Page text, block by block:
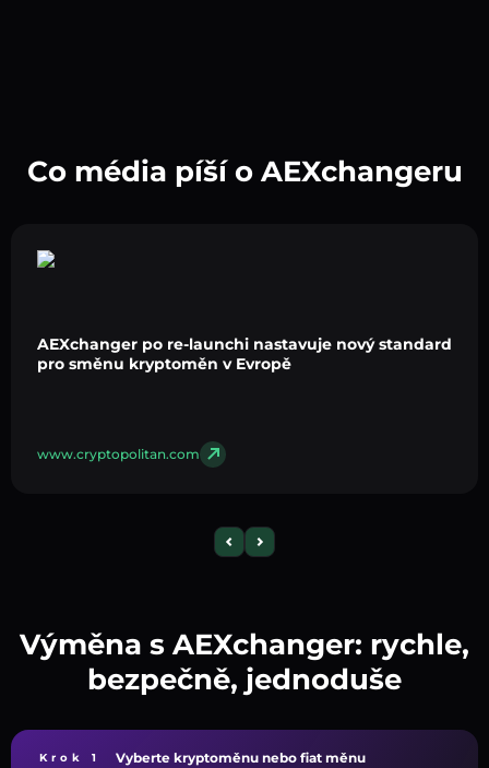
Co média píší o AEXchangeru
AEXchanger po re-launchi nastavuje nový standard
pro směnu kryptoměn v Evropě
www.cryptopolitan.com
Výměna s AEXchanger: rychle,
bezpečně, jednoduše
Krok 1 Vyberte kryptoměnu nebo fiat měnu